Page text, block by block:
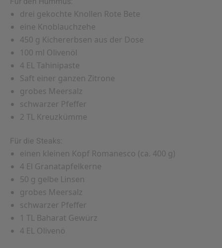
drei gekochte Knollen Rote Bete
eine Knoblauchzehe
450 g Kichererbsen aus der Dose
100 ml Olivenöl
4 EL Tahinipaste
Saft einer ganzen Zitrone
grobes Meersalz
schwarzer Pfeffer
2 TL Kreuzkümme
Für die Steaks:
einen kleinen Kopf Romanesco (ca. 400 g)
4 El Granatapfelkerne
50 g gelbe Linsen
grobes Meersalz
schwarzer Pfeffer
1 TL Baharat Gewürz
4 EL Olivenö